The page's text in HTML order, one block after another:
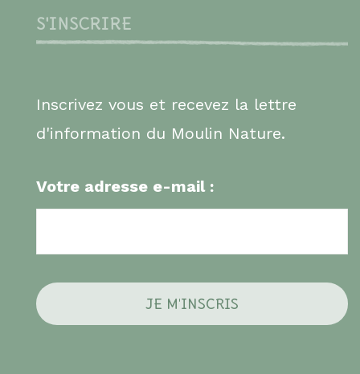
S'INSCRIRE
Inscrivez vous et recevez la lettre
d'information du Moulin Nature.
Votre adresse e-mail :